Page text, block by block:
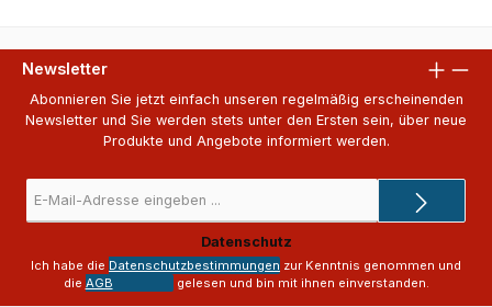
Newsletter
Abonnieren Sie jetzt einfach unseren regelmäßig erscheinenden
Newsletter und Sie werden stets unter den Ersten sein, über neue
Produkte und Angebote informiert werden.
Mail-
Adresse
*
Datenschutz
Ich habe die Datenschutzbestimmungen zur Kenntnis genommen und
die AGB gelesen und bin mit ihnen einverstanden.